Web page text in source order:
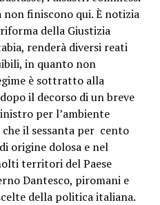
finiscono qui. È notizia
della Giustizia
renderà diversi reati
in quanto non
è sottratto alla
il decorso di un breve
per l’ambiente
il sessanta per cento
origine dolosa e nel
territori del Paese
Dantesco, piromani e
della politica italiana.